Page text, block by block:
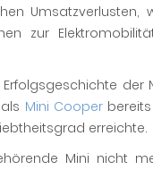
Umsatzverlusten,
zur
der
Mini Cooper
erreichte.
Mini nicht